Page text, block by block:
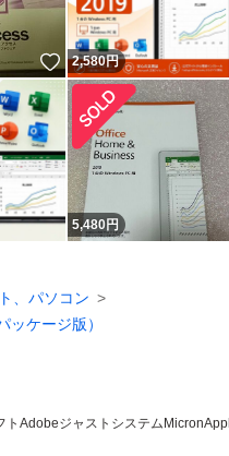
いいね！
2,580円
5,480円
、パソコン
ッケージ版）
ト Adobeジャストシステム Micron